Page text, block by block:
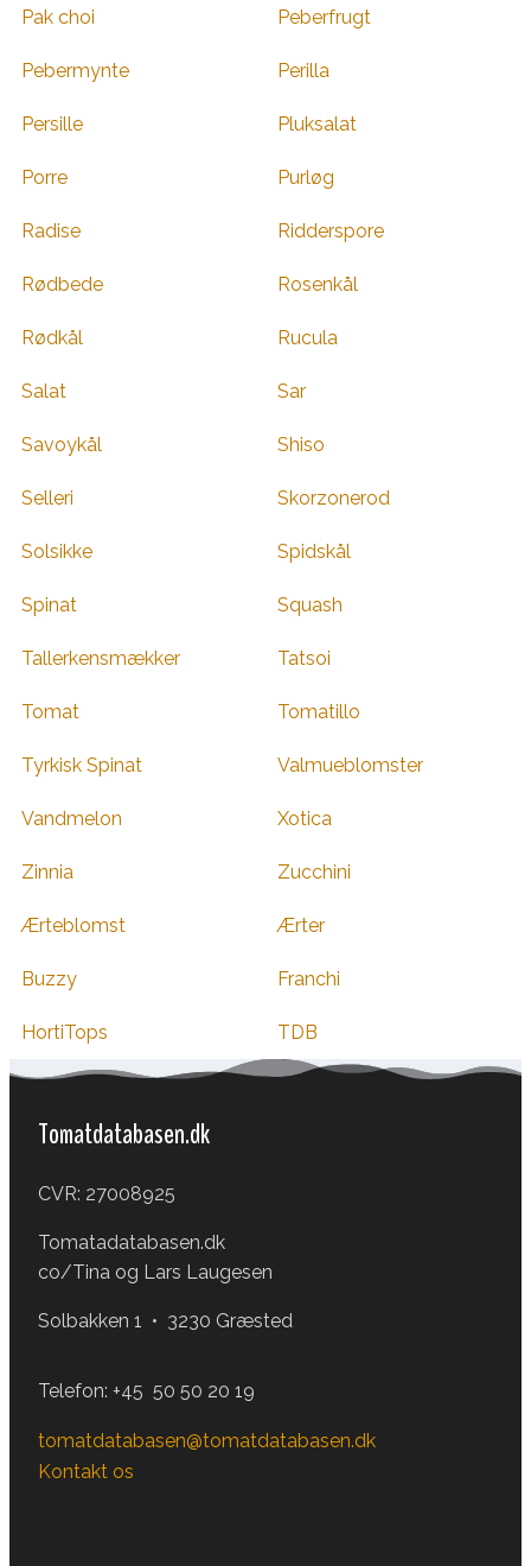
Pak choi Peberfrugt
Pebermynte Perilla
Persille Pluksalat
Porre Purløg
Radise Ridderspore
Rødbede Rosenkål
Rødkål Rucula
Salat Sar
Savoykål Shiso
Selleri Skorzonerod
Solsikke Spidskål
Spinat Squash
Tallerkensmækker Tatsoi
Tomat Tomatillo
Tyrkisk Spinat Valmueblomster
Vandmelon Xotica
Zinnia Zucchini
Ærteblomst Ærter
Buzzy Franchi
HortiTops TDB
Tomatdatabasen.dk
CVR: 27008925
Tomatadatabasen.dk
co/Tina og Lars Laugesen
Solbakken 1 • 3230 Græsted
Telefon: +45 50 50 20 19
tomatdatabasen@tomatdatabasen.dk
Kontakt os